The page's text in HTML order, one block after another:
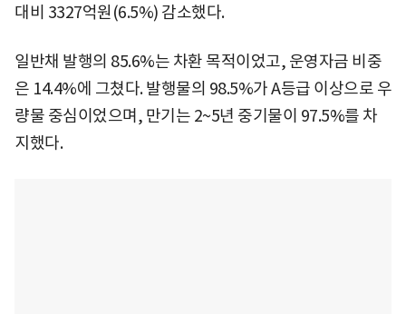
대비 3327억원(6.5%) 감소했다.
일반채 발행의 85.6%는 차환 목적이었고, 운영자금 비중
은 14.4%에 그쳤다. 발행물의 98.5%가 A등급 이상으로 우
량물 중심이었으며, 만기는 2~5년 중기물이 97.5%를 차
지했다.